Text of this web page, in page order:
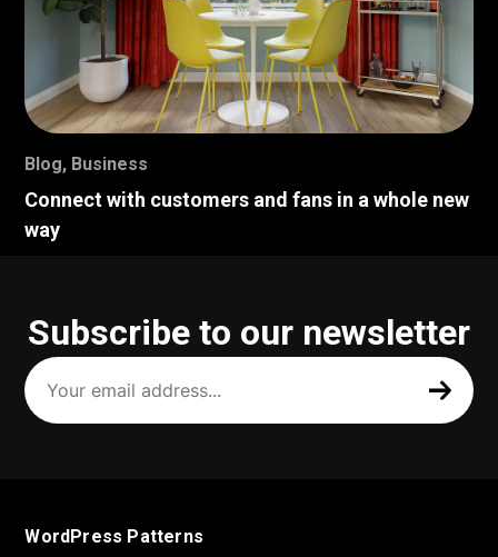
Blog, Business
Connect with customers and fans in a whole new
way
Subscribe to our newsletter
Your
email
address
(Required)
WordPress Patterns